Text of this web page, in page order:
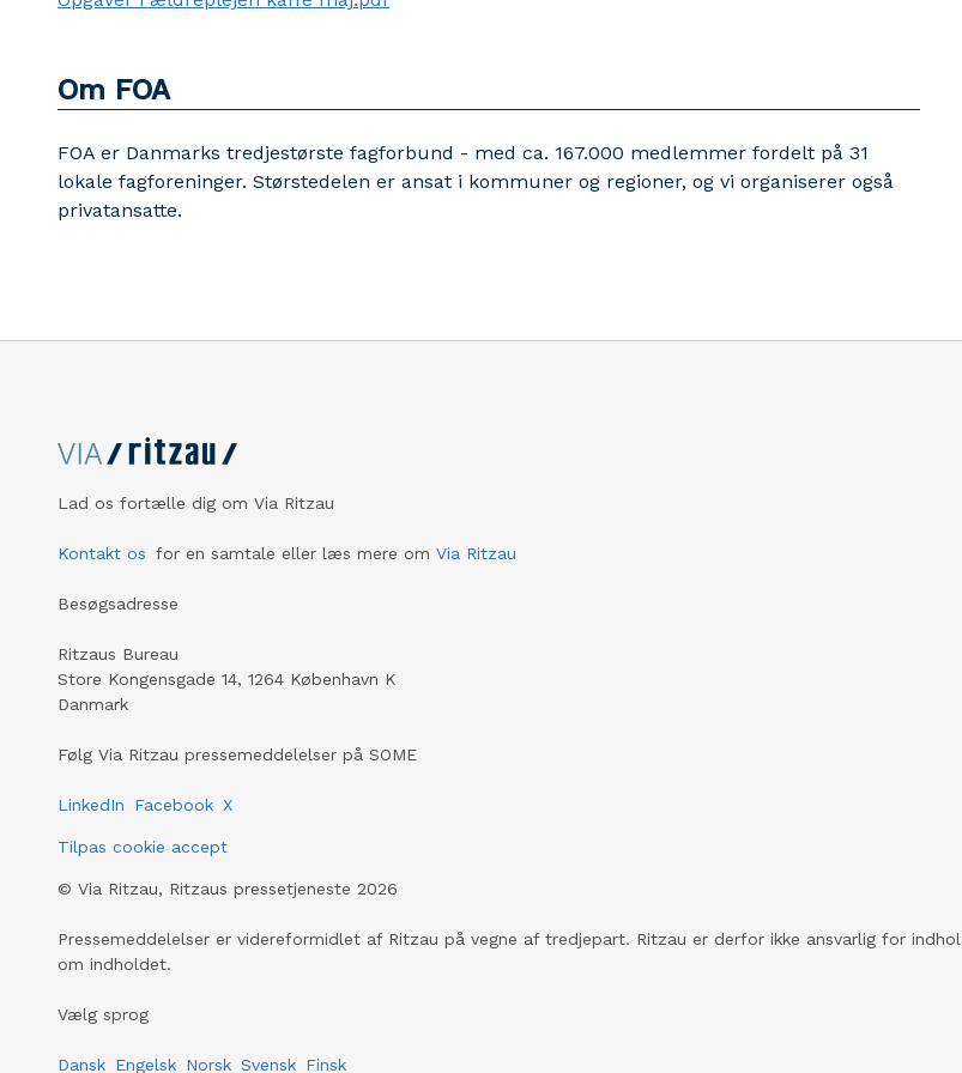
Om FOA
FOA er Danmarks tredjestørste fagforbund - med ca. 167.000 medlemmer fordelt på 31
lokale fagforeninger. Størstedelen er ansat i kommuner og regioner, og vi organiserer også
privatansatte.
Lad os fortælle dig om Via Ritzau
Kontakt os for en samtale eller læs mere om Via Ritzau
Besøgsadresse
Ritzaus Bureau
Store Kongensgade 14, 1264 København K
Danmark
Følg Via Ritzau pressemeddelelser på SOME
LinkedIn Facebook X
Tilpas cookie accept
© Via Ritzau, Ritzaus pressetjeneste 2026
Pressemeddelelser er videreformidlet af Ritzau på vegne af tredjepart. Ritzau er derfor ikke ansvarlig for
om indholdet.
Vælg sprog
Dansk Engelsk Norsk Svensk Finsk